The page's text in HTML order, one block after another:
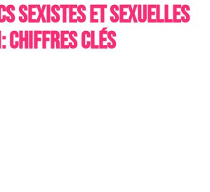
sexistes et sexuelles
chiffres clés